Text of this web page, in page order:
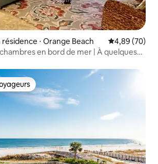
⋅ Orange Beach Évaluation
4,89 (70)
en bord de mer | À quelques